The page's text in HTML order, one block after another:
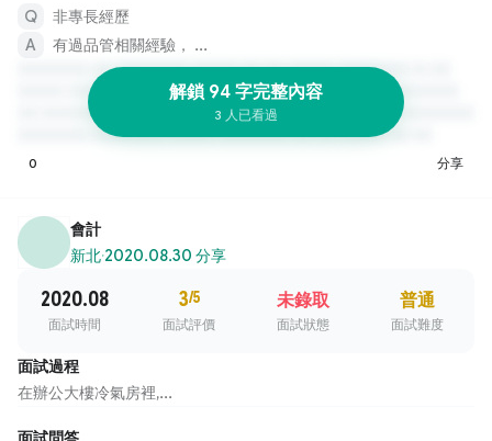
非專長經歷
有過品管相關經驗， ...
解鎖 94 字完整內容
3 人已看過
0 分享
會計
新北·2020.08.30 分享
2020.08
面試時間
3/5
面試評價
未錄取
面試狀態
普通
面試難度
面試過程
在辦公大樓冷氣房裡,...
面試問答